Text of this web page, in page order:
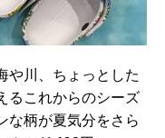
や川、ちょっとした
るこれからのシーズ
な柄が夏気分をさら